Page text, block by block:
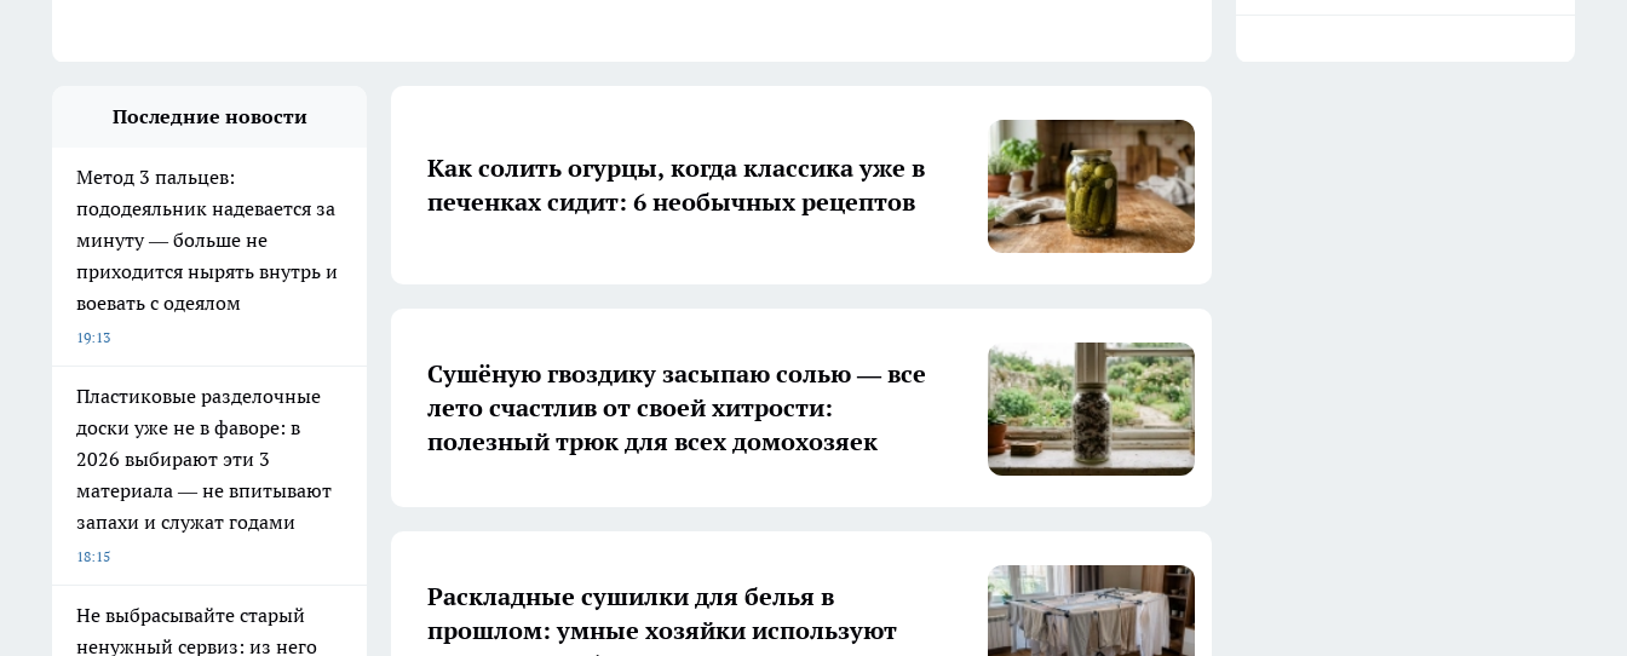
Последние новости
Метод 3 пальцев:
пододеяльник надевается за
минуту — больше не
приходится нырять внутрь и
воевать с одеялом
19:13
Пластиковые разделочные
доски уже не в фаворе: в
2026 выбирают эти 3
материала — не впитывают
запахи и служат годами
18:15
Не выбрасывайте старый
ненужный сервиз: из него
Как солить огурцы, когда классика уже в
печенках сидит: 6 необычных рецептов
Сушёную гвоздику засыпаю солью — все
лето счастлив от своей хитрости:
полезный трюк для всех домохозяек
Раскладные сушилки для белья в
прошлом: умные хозяйки используют